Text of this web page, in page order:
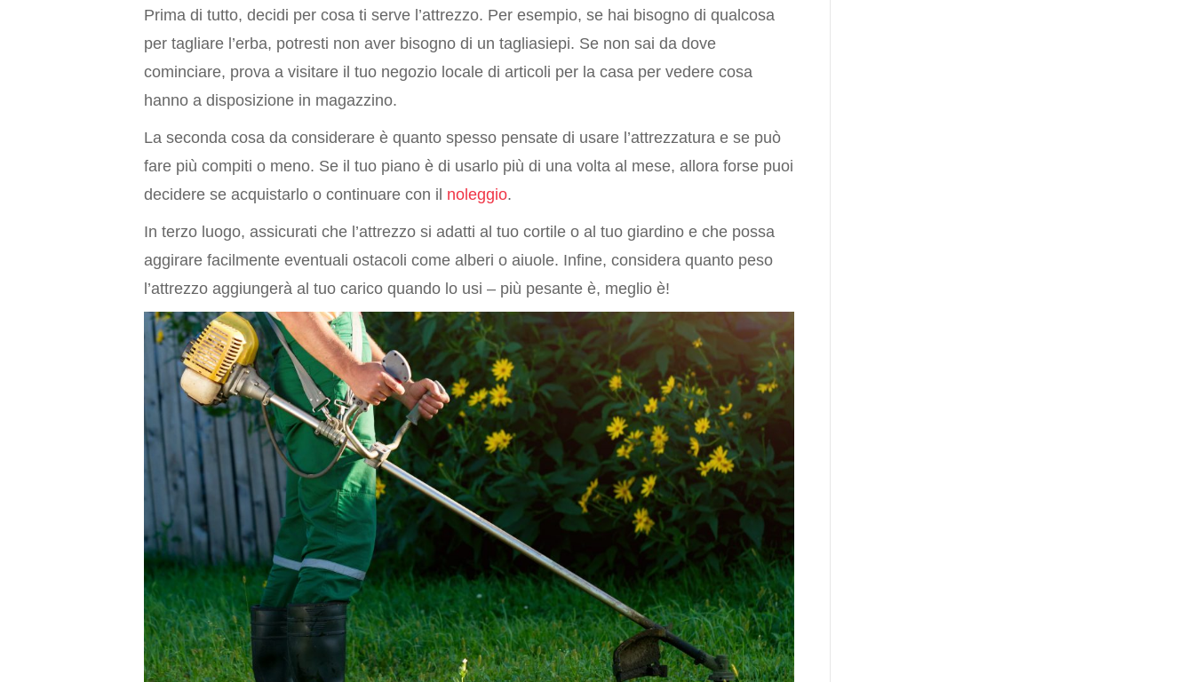
Prima di tutto, decidi per cosa ti serve l’attrezzo. Per esempio, se hai bisogno di qualcosa
per tagliare l’erba, potresti non aver bisogno di un tagliasiepi. Se non sai da dove
cominciare, prova a visitare il tuo negozio locale di articoli per la casa per vedere cosa
hanno a disposizione in magazzino.
La seconda cosa da considerare è quanto spesso pensate di usare l’attrezzatura e se può
fare più compiti o meno. Se il tuo piano è di usarlo più di una volta al mese, allora forse puoi
decidere se acquistarlo o continuare con il noleggio.
In terzo luogo, assicurati che l’attrezzo si adatti al tuo cortile o al tuo giardino e che possa
aggirare facilmente eventuali ostacoli come alberi o aiuole. Infine, considera quanto peso
l’attrezzo aggiungerà al tuo carico quando lo usi – più pesante è, meglio è!